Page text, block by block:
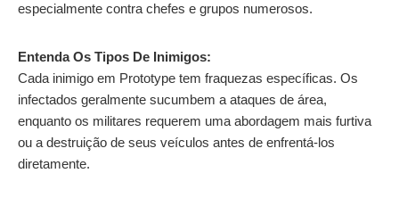
especialmente contra chefes e grupos numerosos.
Entenda Os Tipos De Inimigos:
Cada inimigo em Prototype tem fraquezas específicas. Os
infectados geralmente sucumbem a ataques de área,
enquanto os militares requerem uma abordagem mais furtiva
ou a destruição de seus veículos antes de enfrentá-los
diretamente.